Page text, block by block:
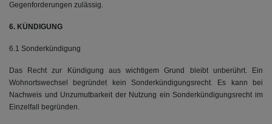
Gegenforderungen zulässig.
6. KÜNDIGUNG
6.1 Sonderkündigung
Das Recht zur Kündigung aus wichtigem Grund bleibt unberührt. Ein
Wohnortswechsel begründet kein Sonderkündigungsrecht. Es kann bei
Nachweis und Unzumutbarkeit der Nutzung ein Sonderkündigungsrecht im
Einzelfall begründen.